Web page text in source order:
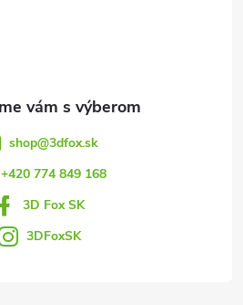
shop@3dfox.sk
+420 774 849 168
3D Fox SK
3DFoxSK